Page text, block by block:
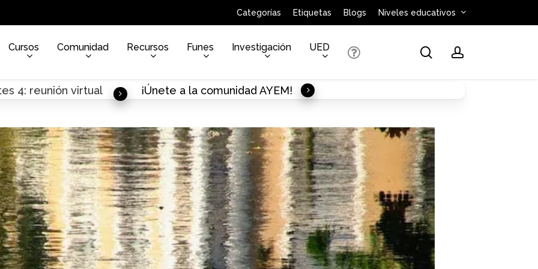
Categorías Etiquetas Blogs Niveles educativos
Cursos Comunidad Recursos Funes Investigación UED searchaccount
4: reunión virtual ¡Únete a la comunidad AYEM!